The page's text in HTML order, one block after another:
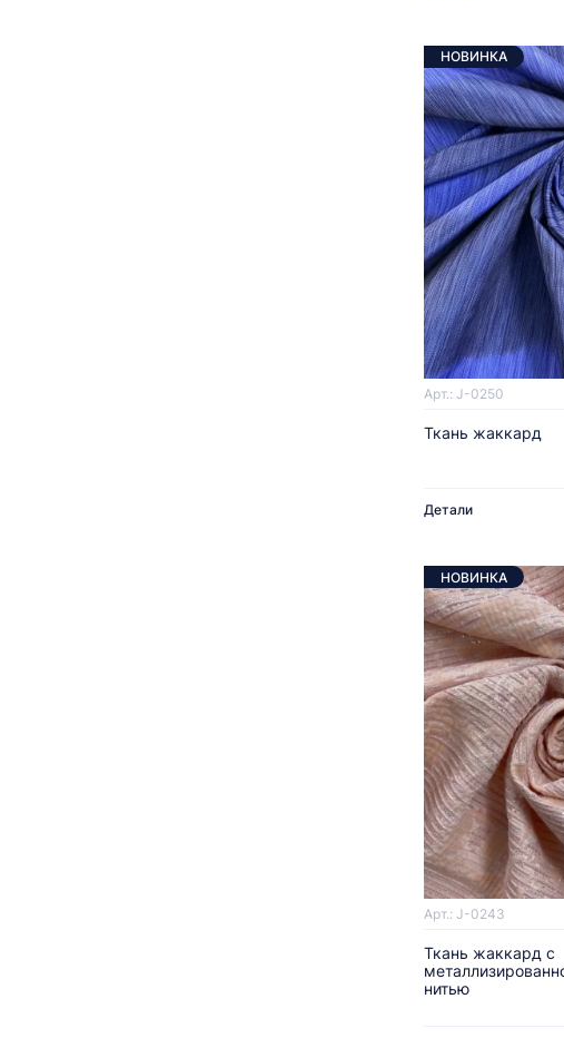
НОВИНКА
Арт.: J-0250
Ткань жаккард
Детали
НОВИНКА
Арт.: J-0243
Ткань жаккард с
нитью